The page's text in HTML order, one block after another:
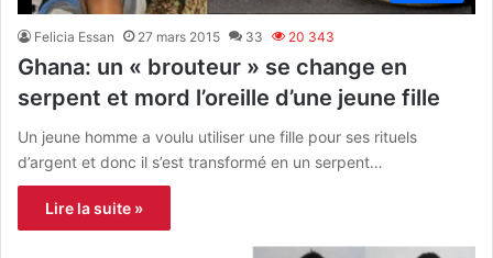
Felicia Essan 27 mars 2015 33 20 343
Ghana: un « brouteur » se change en
serpent et mord l’oreille d’une jeune fille
Un jeune homme a voulu utiliser une fille pour ses rituels
d’argent et donc il s’est transformé en un serpent…
Lire la suite »